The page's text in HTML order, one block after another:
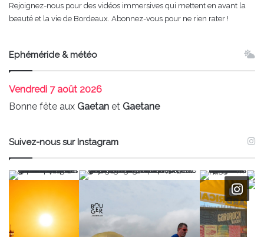
Rejoignez-nous pour des vidéos immersives qui mettent en avant la
beauté et la vie de Bordeaux. Abonnez-vous pour ne rien rater !
Ephéméride & météo
Vendredi 7 août 2026
Bonne fête aux Gaetan et Gaetane
Suivez-nous sur Instagram